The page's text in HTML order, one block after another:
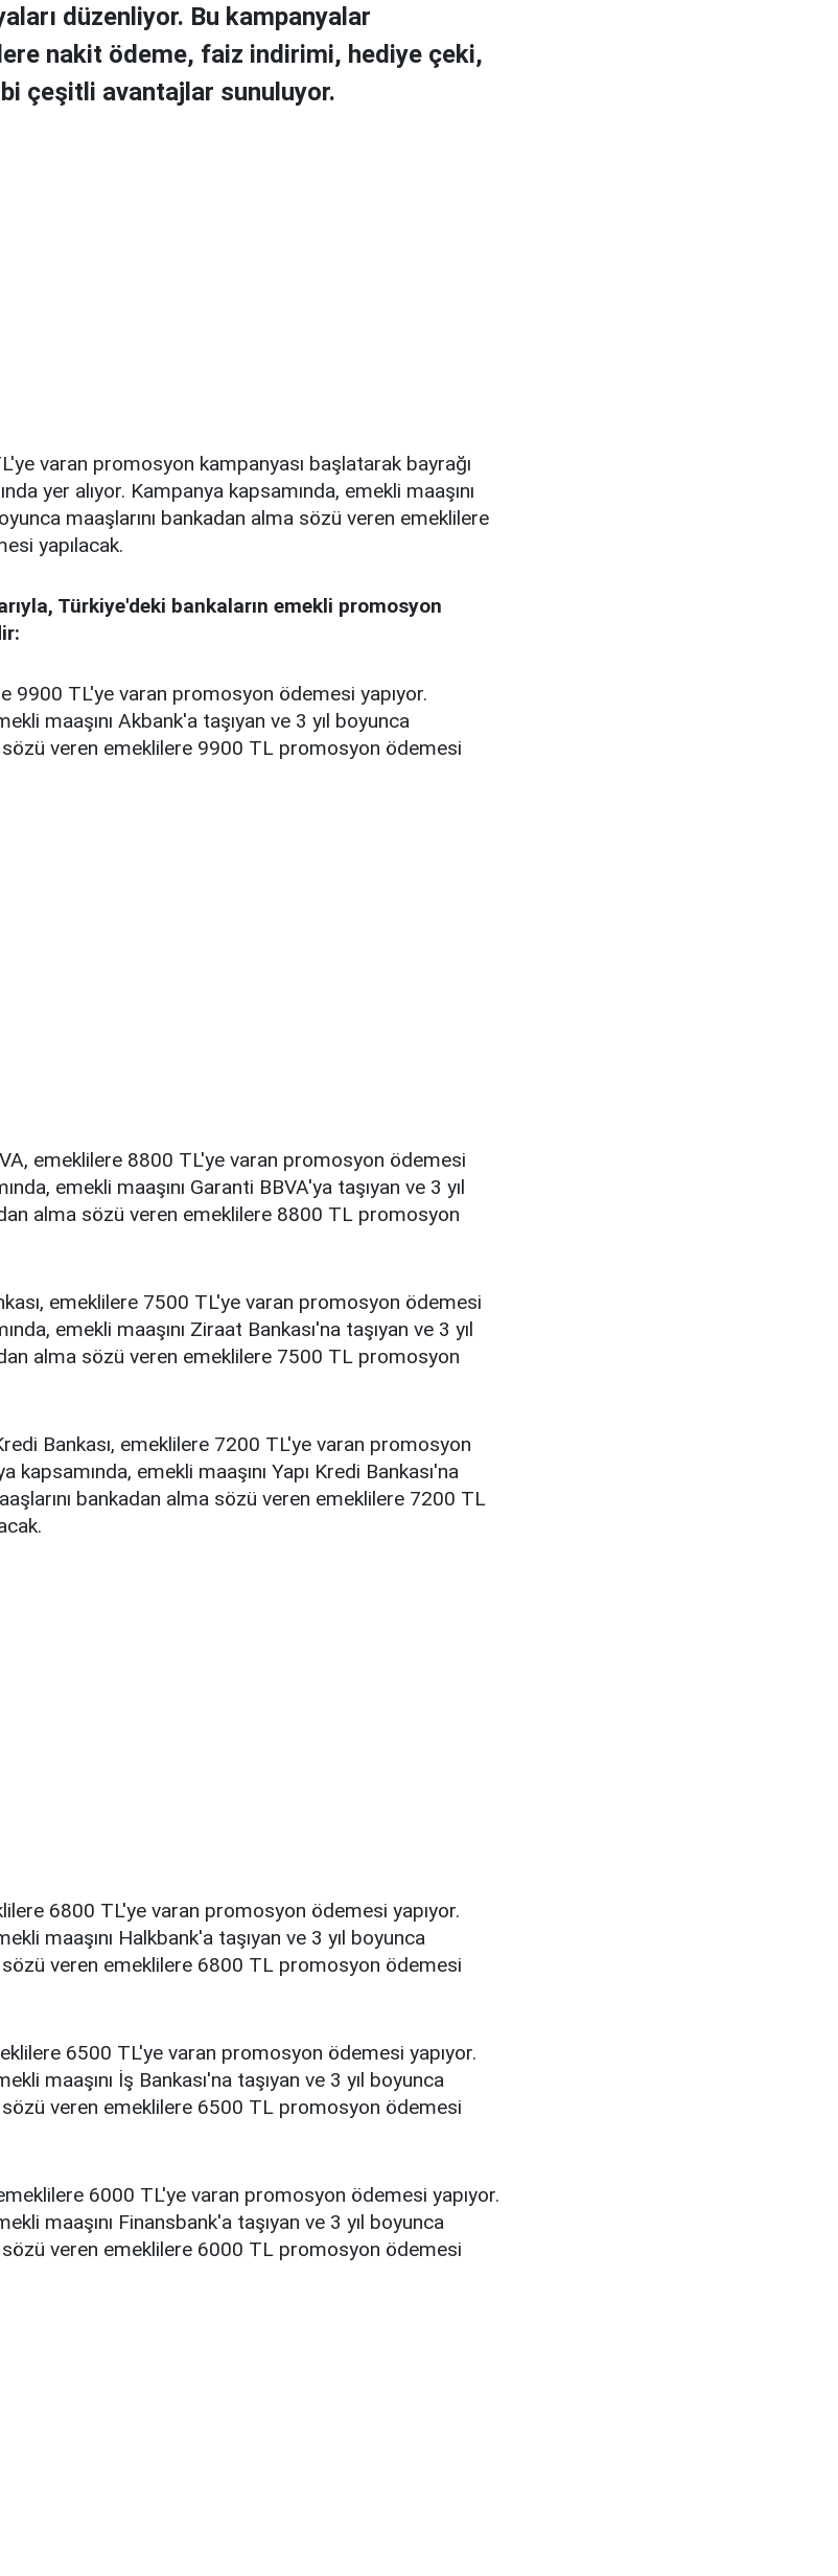
düzenliyor. Bu kampanyalar
nakit ödeme, faiz indirimi, hediye çeki,
çeşitli avantajlar sunuluyor.
varan promosyon kampanyası başlatarak bayrağı
yer alıyor. Kampanya kapsamında, emekli maaşını
maaşlarını bankadan alma sözü veren emeklilere
yapılacak.
Türkiye'deki bankaların emekli promosyon
9900 TL'ye varan promosyon ödemesi yapıyor.
maaşını Akbank'a taşıyan ve 3 yıl boyunca
sözü veren emeklilere 9900 TL promosyon ödemesi
emeklilere 8800 TL'ye varan promosyon ödemesi
emekli maaşını Garanti BBVA'ya taşıyan ve 3 yıl
alma sözü veren emeklilere 8800 TL promosyon
emeklilere 7500 TL'ye varan promosyon ödemesi
emekli maaşını Ziraat Bankası'na taşıyan ve 3 yıl
alma sözü veren emeklilere 7500 TL promosyon
Bankası, emeklilere 7200 TL'ye varan promosyon
kapsamında, emekli maaşını Yapı Kredi Bankası'na
bankadan alma sözü veren emeklilere 7200 TL
6800 TL'ye varan promosyon ödemesi yapıyor.
maaşını Halkbank'a taşıyan ve 3 yıl boyunca
sözü veren emeklilere 6800 TL promosyon ödemesi
6500 TL'ye varan promosyon ödemesi yapıyor.
maaşını İş Bankası'na taşıyan ve 3 yıl boyunca
sözü veren emeklilere 6500 TL promosyon ödemesi
6000 TL'ye varan promosyon ödemesi yapıyor.
maaşını Finansbank'a taşıyan ve 3 yıl boyunca
sözü veren emeklilere 6000 TL promosyon ödemesi